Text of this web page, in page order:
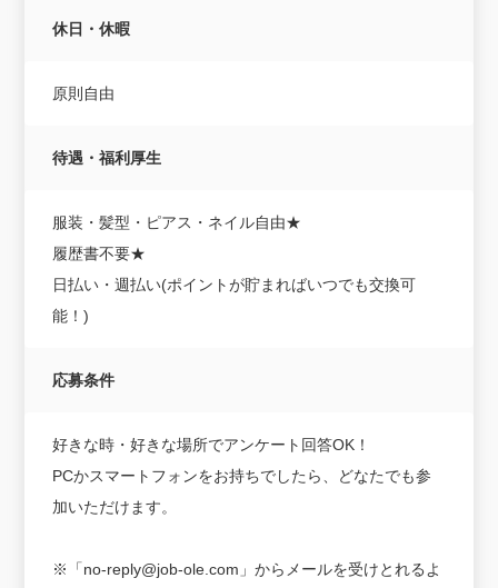
休日・休暇
原則自由
待遇・福利厚生
服装・髪型・ピアス・ネイル自由★
履歴書不要★
日払い・週払い(ポイントが貯まればいつでも交換可
能！)
応募条件
好きな時・好きな場所でアンケート回答OK！
PCかスマートフォンをお持ちでしたら、どなたでも参
加いただけます。
※「no-reply@job-ole.com」からメールを受けとれるよ